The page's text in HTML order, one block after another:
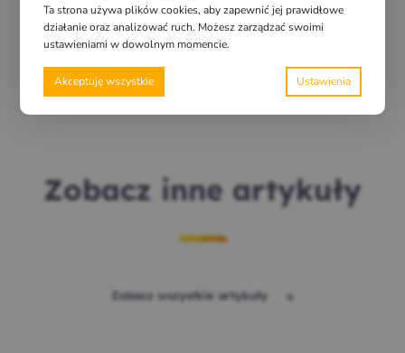
Zobacz inne artykuły
Zobacz wszystkie artykuły
Ta strona używa plików cookies, aby zapewnić jej prawidłowe
działanie oraz analizować ruch. Możesz zarządzać swoimi
ustawieniami w dowolnym momencie.
Akceptuję wszystkie